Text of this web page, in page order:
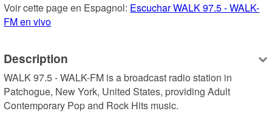
Voir cette page en Espagnol: Escuchar WALK 97.5 - WALK-
FM en vivo
Description
WALK 97.5 - WALK-FM is a broadcast radio station in
Patchogue, New York, United States, providing Adult
Contemporary Pop and Rock Hits music.